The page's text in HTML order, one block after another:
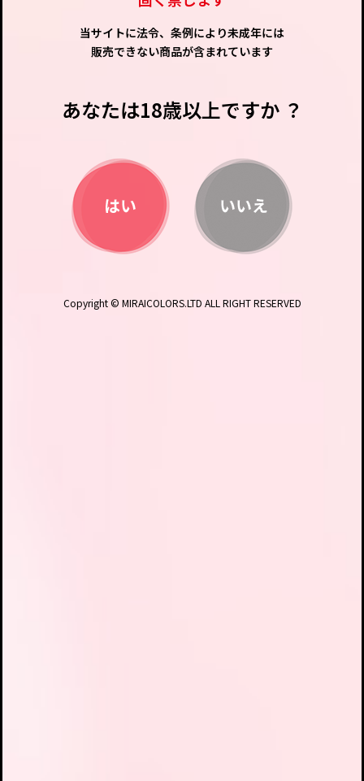
当サイトに法令、条例により未成年には
販売できない商品が含まれています
あなたは18歳以上ですか ？
Copyright © MIRAICOLORS.LTD ALL RIGHT RESERVED